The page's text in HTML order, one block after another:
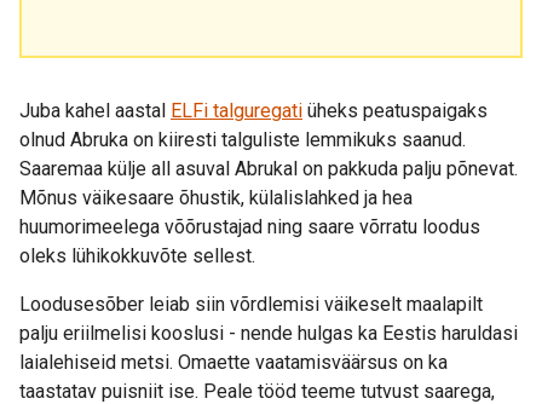
Juba kahel aastal ELFi talguregati üheks peatuspaigaks
olnud Abruka on kiiresti talguliste lemmikuks saanud.
Saaremaa külje all asuval Abrukal on pakkuda palju põnevat.
Mõnus väikesaare õhustik, külalislahked ja hea
huumorimeelega võõrustajad ning saare võrratu loodus
oleks lühikokkuvõte sellest.
Loodusesõber leiab siin võrdlemisi väikeselt maalapilt
palju eriilmelisi kooslusi - nende hulgas ka Eestis haruldasi
laialehiseid metsi. Omaette vaatamisväärsus on ka
taastatav puisniit ise. Peale tööd teeme tutvust saarega,